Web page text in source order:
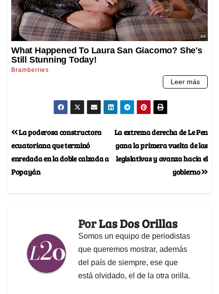
La extrema derecha de Le Pen
gana la primera vuelta de las
legislativas y avanza hacia el
gobierno
La poderosa constructora
ecuatoriana que terminó
enredada en la doble calzada a
Popayán
PorLas Dos Orillas
Somos un equipo de periodistas
que queremos mostrar, además
del país de siempre, ese que
está olvidado, el de la otra orilla.